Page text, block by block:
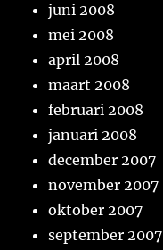
juni 2008
mei 2008
april 2008
maart 2008
februari 2008
januari 2008
december 2007
november 2007
oktober 2007
september 2007